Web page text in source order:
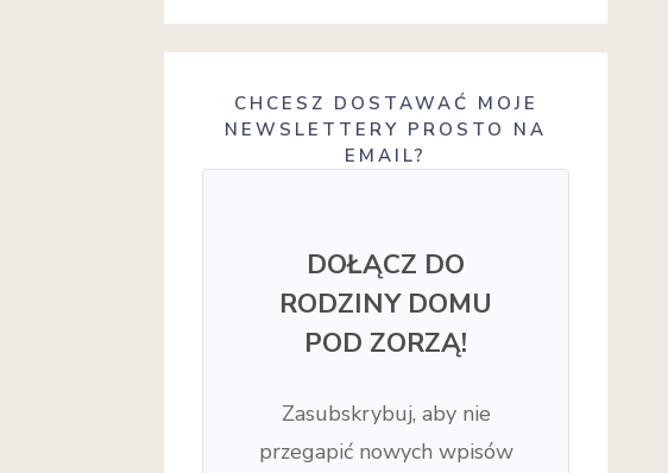
CHCESZ DOSTAWAĆ MOJE
NEWSLETTERY PROSTO NA
EMAIL?
DOŁĄCZ DO
RODZINY DOMU
POD ZORZĄ!
Zasubskrybuj, aby nie
przegapić nowych wpisów